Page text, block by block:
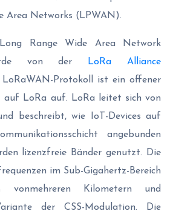
Area Networks (LPWAN).
Long Range Wide Area Network
von der
LoRa Alliance
LoRaWAN-Protokoll ist ein offener
auf LoRa auf. LoRa leitet sich von
beschreibt, wie IoT-Devices auf
angebunden
lizenzfreie Bänder genutzt. Die
im Sub-Gigahertz-Bereich
vonmehreren Kilometern und
der CSS-Modulation. Die